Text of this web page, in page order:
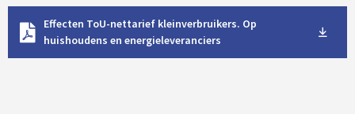
Effecten ToU-nettarief kleinverbruikers. Op
huishoudens en energieleveranciers
n